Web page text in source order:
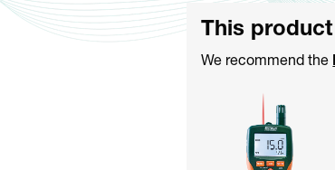
This
We recommend the